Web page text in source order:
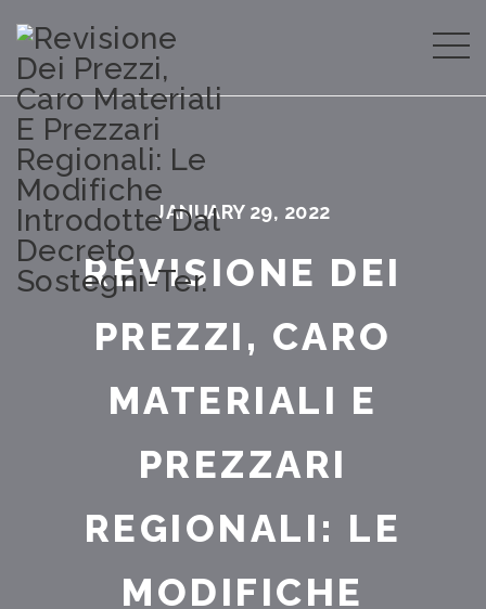
JANUARY 29, 2022
REVISIONE DEI
PREZZI, CARO
MATERIALI E
PREZZARI
REGIONALI: LE
MODIFICHE